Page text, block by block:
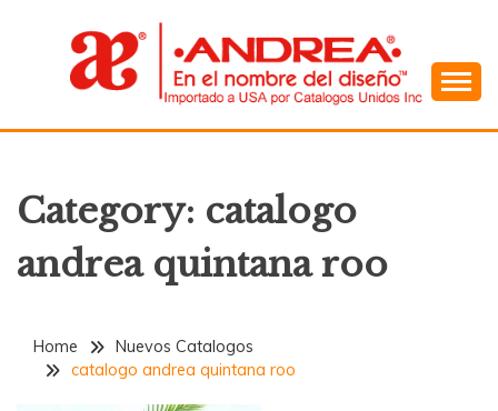
ANDREA
Category: catalogo
andrea quintana roo
Home
Nuevos Catalogos
catalogo andrea quintana roo